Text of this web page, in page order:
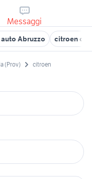
Messaggi
Abruzzo citroen c4
(Prov) citroen